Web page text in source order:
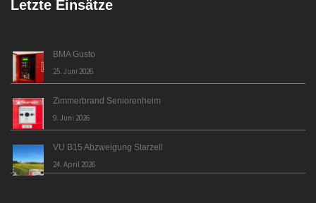
Letzte Einsätze
BMA Gusto
25. Juni 2026
Zimmerbrand Seniorenheim
9. Juni 2026
VU B15 Abzweigung Starzell
24. April 2026